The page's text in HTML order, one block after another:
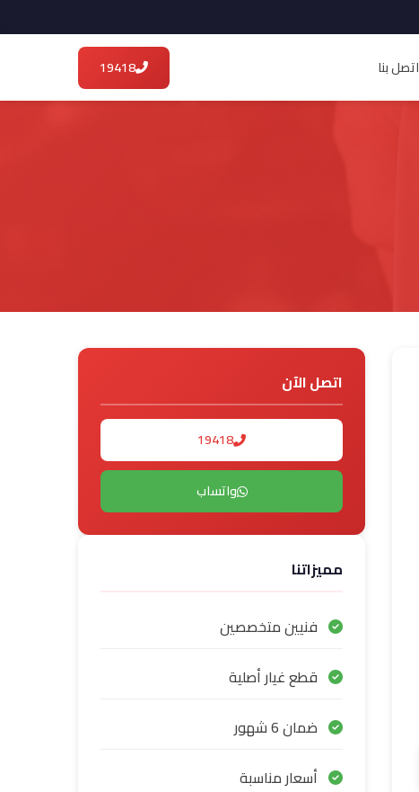
اتصل بنا 19418
اتصل الآن
19418
واتساب
مميزاتنا
فنيين متخصصين
قطع غيار أصلية
ضمان 6 شهور
أسعار مناسبة